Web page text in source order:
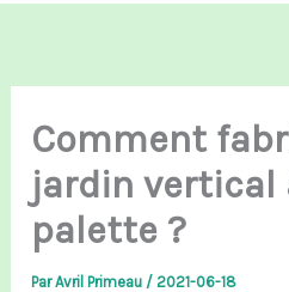
Comment
jardin vertical
palette ?
ParAvril Primeau /2021-06-18